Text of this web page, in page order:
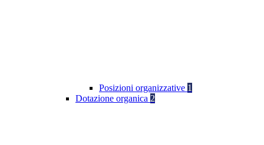
Posizioni organizzative 1
Dotazione organica 2